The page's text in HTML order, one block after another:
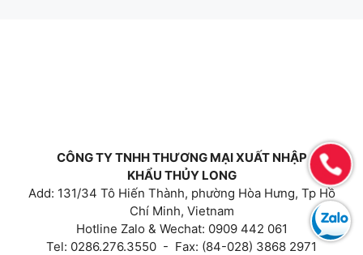
CÔNG TY TNHH THƯƠNG MẠI XUẤT NHẬP
KHẨU THỦY LONG
Add: 131/34 Tô Hiến Thành, phường Hòa Hưng, Tp Hồ
Chí Minh, Vietnam
Hotline Zalo & Wechat: 0909 442 061
Tel: 0286.276.3550 - Fax: (84-028) 3868 2971